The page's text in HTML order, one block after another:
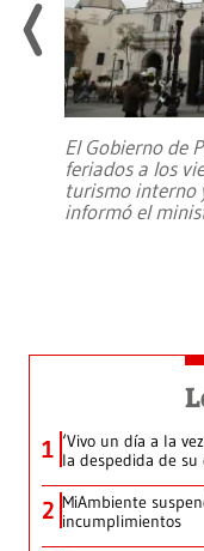
El Gobierno de
feriados a los
turismo interno
informó el
1 ‘Vivo un día a la
la despedida de su
2 MiAmbiente
incumplimientos